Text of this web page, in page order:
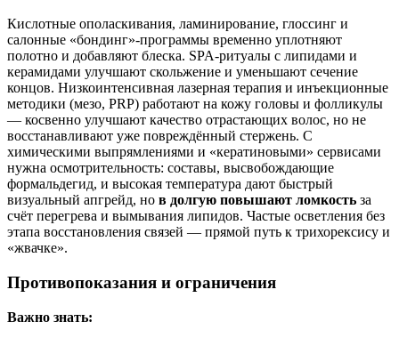
Кислотные ополаскивания, ламинирование, глоссинг и
салонные «бондинг»-программы временно уплотняют
полотно и добавляют блеска. SPA‑ритуалы с липидами и
керамидами улучшают скольжение и уменьшают сечение
концов. Низкоинтенсивная лазерная терапия и инъекционные
методики (мезо, PRP) работают на кожу головы и фолликулы
— косвенно улучшают качество отрастающих волос, но не
восстанавливают уже повреждённый стержень. С
химическими выпрямлениями и «кератиновыми» сервисами
нужна осмотрительность: составы, высвобождающие
формальдегид, и высокая температура дают быстрый
визуальный апгрейд, но в долгую повышают ломкость за
счёт перегрева и вымывания липидов. Частые осветления без
этапа восстановления связей — прямой путь к трихорексису и
«жвачке».
Противопоказания и ограничения
Важно знать: